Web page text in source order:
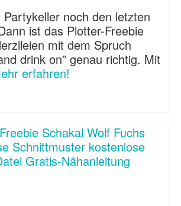
noch den letzten
ist das Plotter-Freebie
mit dem Spruch
drink on” genau richtig. Mit
erfahren!